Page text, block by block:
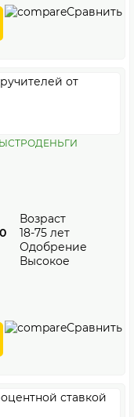
Сравнить
Возраст
18-75 лет
Одобрение
Высокое
Сравнить